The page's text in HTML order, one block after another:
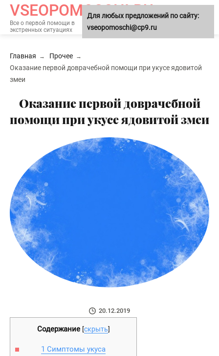
VSEOPOMOSCHI.RU
Все о первой помощи в
экстренных ситуациях
МЕНЮ
Главная
Прочее
Оказание первой доврачебной помощи при укусе ядовитой
змеи
Оказание первой доврачебной
помощи при укусе ядовитой змеи
20.12.2019
Содержание [скрыть]
1 Симптомы укуса
Для любых предложений по сайту:
vseopomoschi@cp9.ru